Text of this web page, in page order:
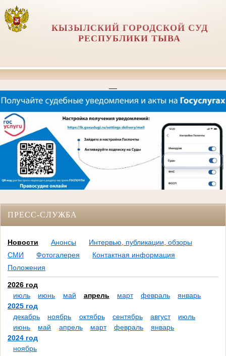
КЫЗЫЛСКИЙ ГОРОДСКОЙ СУД
РЕСПУБЛИКИ ТЫВА
ПРЕСС-СЛУЖБА
Новости Анонсы
Интервью, публикации, обзоры
СМИ
Фотогалерея
Контактная информация
Положения
2026 год
июль
июнь май апрель март февраль
январь
2025 год
декабрь
ноябрь октябрь сентябрь август
июль
июнь
май апрель март февраль
январь
2024 год
ноябрь